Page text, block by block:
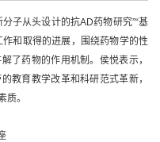
子从头设计的抗AD药物研究”“基
和取得的进展，围绕药物学的性
了药物的作用机制。侯悦表示，
教育教学改革和科研范式革新，
质。